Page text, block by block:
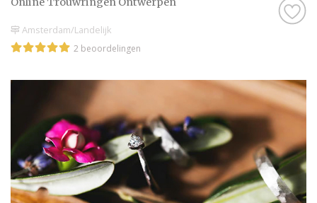
Amsterdam/Landelijk
2 beoordelingen